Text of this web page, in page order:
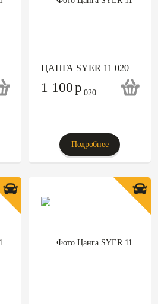
ЦАНГА SYER 11 020
1 100p
Подробнее